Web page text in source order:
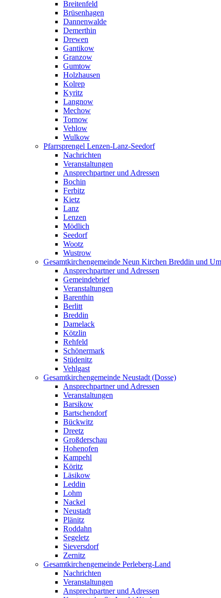
Breitenfeld
Brüsenhagen
Dannenwalde
Demerthin
Drewen
Gantikow
Granzow
Gumtow
Holzhausen
Kolrep
Kyritz
Langnow
Mechow
Tornow
Vehlow
Wulkow
Pfarrsprengel Lenzen-Lanz-Seedorf
Nachrichten
Veranstaltungen
Ansprechpartner und Adressen
Bochin
Ferbitz
Kietz
Lanz
Lenzen
Mödlich
Seedorf
Wootz
Wustrow
Gesamtkirchengemeinde Neun Kirchen Breddin und
Ansprechpartner und Adressen
Gemeindebrief
Veranstaltungen
Barenthin
Berlitt
Breddin
Damelack
Kötzlin
Rehfeld
Schönermark
Stüdenitz
Vehlgast
Gesamtkirchengemeinde Neustadt (Dosse)
Ansprechpartner und Adressen
Veranstaltungen
Barsikow
Bartschendorf
Bückwitz
Dreetz
Großderschau
Hohenofen
Kampehl
Köritz
Läsikow
Leddin
Lohm
Nackel
Neustadt
Plänitz
Roddahn
Segeletz
Sieversdorf
Zernitz
Gesamtkirchengemeinde Perleberg-Land
Nachrichten
Veranstaltungen
Ansprechpartner und Adressen